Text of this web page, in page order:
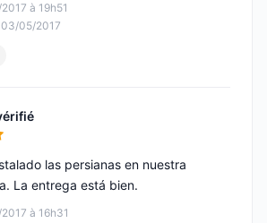
à 19h51
03/05/2017
à 16h31
las persianas en nuestra
La entrega está bien.